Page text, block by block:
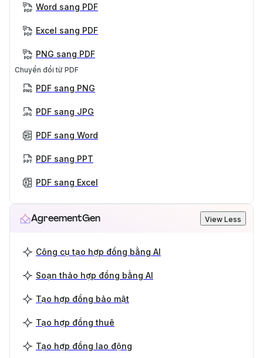
Word sang PDF
Excel sang PDF
PNG sang PDF
Chuyển đổi từ PDF
PDF sang PNG
PDF sang JPG
PDF sang Word
PDF sang PPT
PDF sang Excel
AgreementGen View Less
Công cụ tạo hợp đồng bằng AI
Soạn thảo hợp đồng bằng AI
Tạo hợp đồng bảo mật
Tạo hợp đồng thuê
Tạo hợp đồng lao động